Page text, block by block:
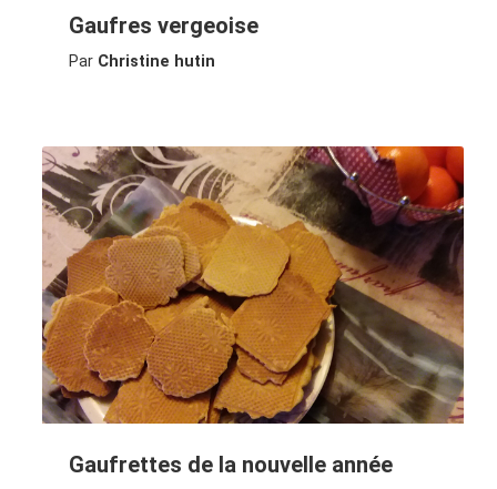
Gaufres vergeoise
Par Christine hutin
Gaufrettes de la nouvelle année